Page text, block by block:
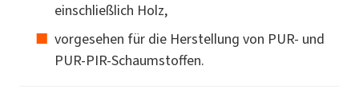
einschließlich Holz,
vorgesehen für die Herstellung von PUR- und
PUR-PIR-Schaumstoffen.